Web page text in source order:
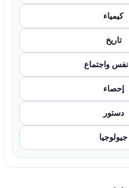
كيمياء
تاريخ
واجتماع
إحصاء
دستور
جيولوجيا